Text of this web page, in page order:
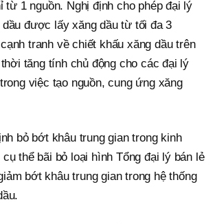
từ 1 nguồn. Nghị định cho phép đại lý
dầu được lấy xăng dầu từ tối đa 3
tranh về chiết khấu xăng dầu trên
tăng tính chủ động cho các đại lý
việc tạo nguồn, cung ứng xăng
bỏ bớt khâu trung gian trong kinh
thể bãi bỏ loại hình Tổng đại lý bán lẻ
bớt khâu trung gian trong hệ thống